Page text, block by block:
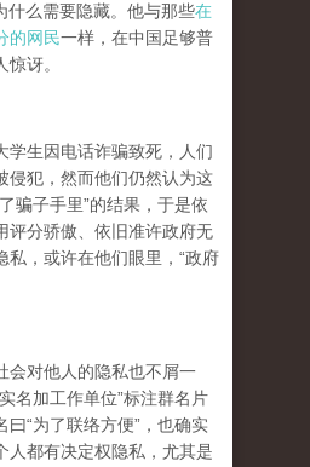
什么需要隐藏。他与那些在
的网民一样，在中国足够普
讶。
学生因电话诈骗致死，人们
侵犯，然而他们仍然认为这
骗子手里”的结果，于是依
评分骄傲、依旧准许政府无
私，或许在他们眼里，“政府
会对他人的隐私也不屑一
名加工作单位”标注群名片
曰“为了联络方便”，也确实
人都有决定权隐私，尤其是